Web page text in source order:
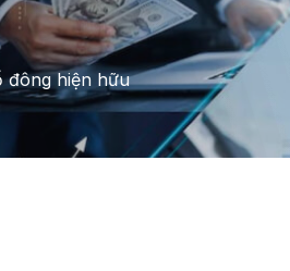
đông hiện hữu